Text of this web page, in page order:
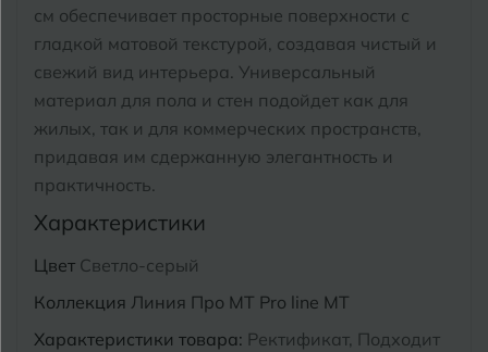
см обеспечивает просторные поверхности с
гладкой матовой текстурой, создавая чистый и
свежий вид интерьера. Универсальный
материал для пола и стен подойдет как для
жилых, так и для коммерческих пространств,
придавая им сдержанную элегантность и
практичность.
Характеристики
Цвет Светло-серый
Коллекция Линия Про MT Pro line MT
Характеристики товара: Ректификат, Подходит
Кемерово
Ковров
Кострома
Котлас
Курганинск
Тюмень
У Улан-Удэ
Ульяновск